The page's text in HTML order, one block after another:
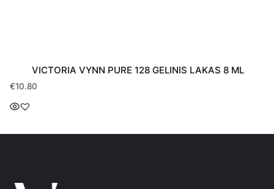
VICTORIA VYNN PURE 128 GELINIS LAKAS 8 ML
€10.80